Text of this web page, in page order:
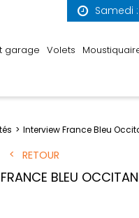
Samedi
garage Volets
Interview France Bleu
RETOUR
BLEU